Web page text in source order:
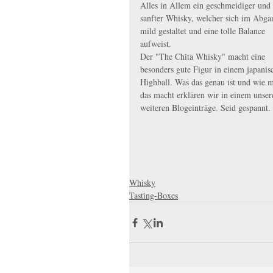
Alles in Allem ein geschmeidiger und
sanfter Whisky, welcher sich im
mild gestaltet und eine tolle Balance
aufweist.
Der "The Chita Whisky" macht eine
besonders gute Figur in einem
Highball. Was das genau ist und wie
das macht erklären wir in einem
weiteren Blogeinträge. Seid gespannt.
Whisky
Tasting-Boxes